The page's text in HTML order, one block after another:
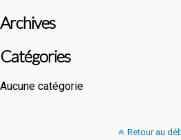
Archives
Catégories
Aucune catégorie
Retour au